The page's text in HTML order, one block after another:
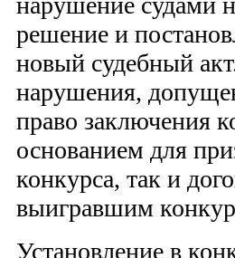
решение и
новый судебный
нарушения,
право заключения
основанием для
конкурса, так и
выигравшим
Установление в